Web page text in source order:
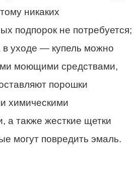
никаких
подпорок не потребуется;
в уходе — купель можно
моющими средствами,
порошки
химическими
а также жесткие щетки
могут повредить эмаль.